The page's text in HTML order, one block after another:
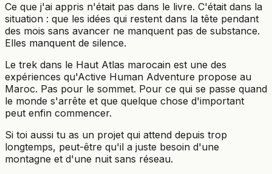
Ce que j'ai appris n'était pas dans le livre. C'était dans la
situation : que les idées qui restent dans la tête pendant
des mois sans avancer ne manquent pas de substance.
Elles manquent de silence.
Le trek dans le Haut Atlas marocain est une des
expériences qu'Active Human Adventure propose au
Maroc. Pas pour le sommet. Pour ce qui se passe quand
le monde s'arrête et que quelque chose d'important
peut enfin commencer.
Si toi aussi tu as un projet qui attend depuis trop
longtemps, peut-être qu'il a juste besoin d'une
montagne et d'une nuit sans réseau.